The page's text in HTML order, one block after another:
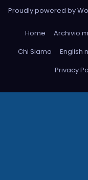
Proudly powered by
Home Archivio
Chi Siamo
English
Privacy